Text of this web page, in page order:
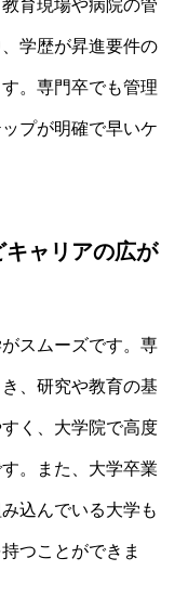
育現場や病院の管
学歴が昇進要件の
。専門卒でも管理
プが明確で早いケ
ャリアの広が
スムーズです。専
、研究や教育の基
く、大学院で高度
。また、大学卒業
込んでいる大学も
つことができま